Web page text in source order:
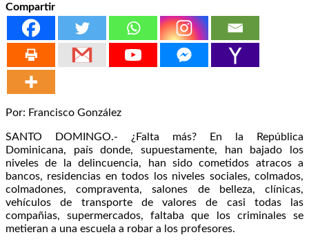
Compartir
Por: Francisco González
SANTO DOMINGO.- ¿Falta más? En la República
Dominicana, país donde, supuestamente, han bajado los
niveles de la delincuencia, han sido cometidos atracos a
bancos, residencias en todos los niveles sociales, colmados,
colmadones, compraventa, salones de belleza, clínicas,
vehículos de transporte de valores de casi todas las
compañias, supermercados, faltaba que los criminales se
metieran a una escuela a robar a los profesores.